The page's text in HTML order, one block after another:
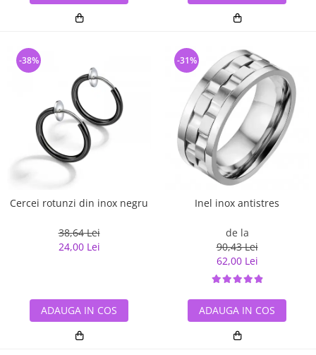
Cercei rotunzi din inox negru
38,64 Lei
24,00 Lei
-38%
ADAUGA IN COS
Inel inox antistres
de la
90,43 Lei
62,00 Lei
-31%
ADAUGA IN COS